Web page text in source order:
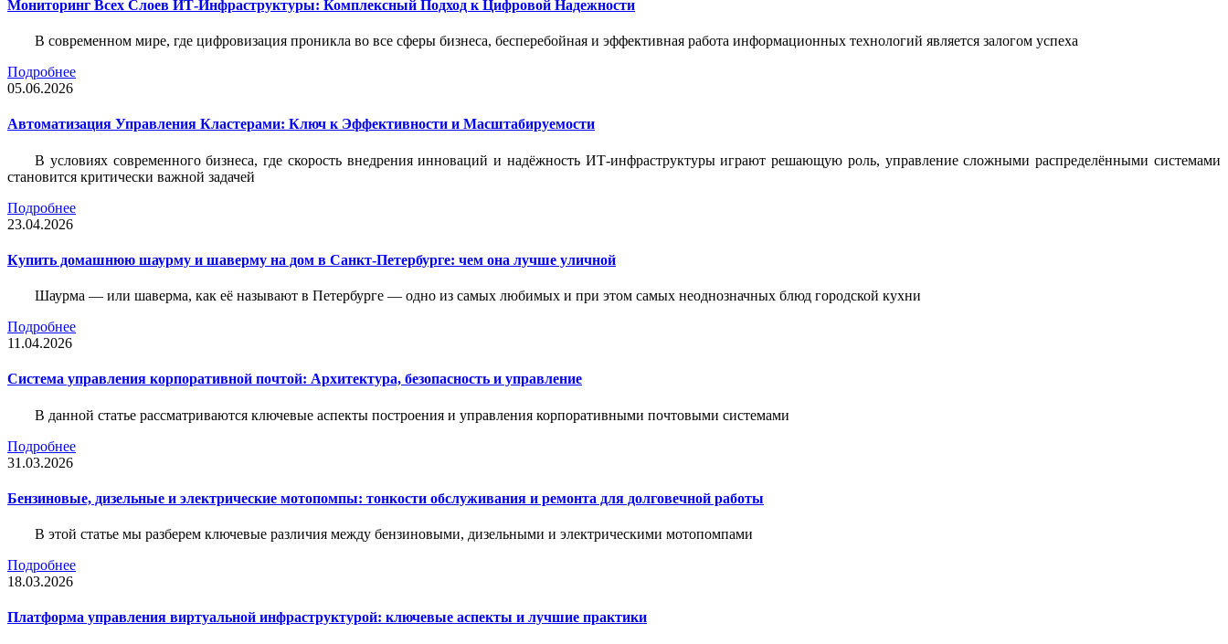
Мониторинг Всех Слоев ИТ-Инфраструктуры: Комплексный Подход к Цифровой Надежности
В современном мире, где цифровизация проникла во все сферы бизнеса, бесперебойная и эффективная работа информационных технологий является залогом успеха
Подробнее
05.06.2026
Автоматизация Управления Кластерами: Ключ к Эффективности и Масштабируемости
В условиях современного бизнеса, где скорость внедрения инноваций и надёжность ИТ-инфраструктуры играют решающую роль, управление сложными распределёнными системами
становится критически важной задачей
Подробнее
23.04.2026
Купить домашнюю шаурму и шаверму на дом в Санкт-Петербурге: чем она лучше уличной
Шаурма — или шаверма, как её называют в Петербурге — одно из самых любимых и при этом самых неоднозначных блюд городской кухни
Подробнее
11.04.2026
Система управления корпоративной почтой: Архитектура, безопасность и управление
В данной статье рассматриваются ключевые аспекты построения и управления корпоративными почтовыми системами
Подробнее
31.03.2026
Бензиновые, дизельные и электрические мотопомпы: тонкости обслуживания и ремонта для долговечной работы
В этой статье мы разберем ключевые различия между бензиновыми, дизельными и электрическими мотопомпами
Подробнее
18.03.2026
Платформа управления виртуальной инфраструктурой: ключевые аспекты и лучшие практики